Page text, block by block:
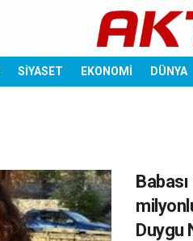
SİYASET EKONOMİ DÜNYA
Babası
Duygu